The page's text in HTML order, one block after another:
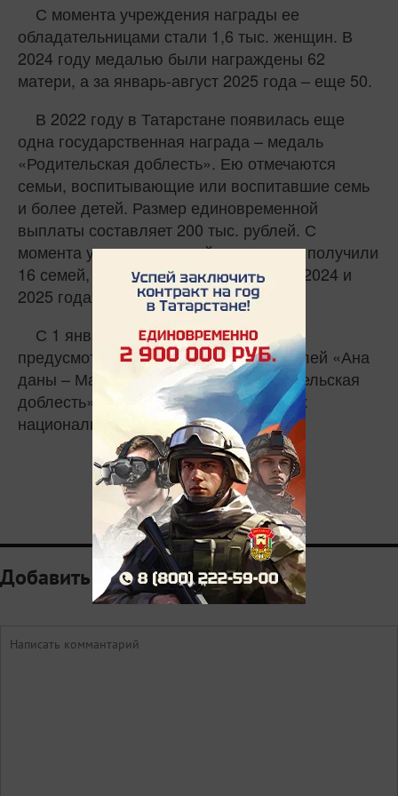
С момента учреждения награды ее
обладательницами стали 1,6 тыс. женщин. В
2024 году медалью были награждены 62
матери, а за январь-август 2025 года – еще 50.
В 2022 году в Татарстане появилась еще
одна государственная награда – медаль
«Родительская доблесть». Ею отмечаются
семьи, воспитывающие или воспитавшие семь
и более детей. Размер единовременной
выплаты составляет 200 тыс. рублей. С
момента учреждения этой награды ее получили
16 семей, в том числе по две семьи в 2024 и
2025 годах.
С 1 января 2025 года все выплаты,
предусмотренные при вручении медалей «Ана
даны – Материнская слава» и «Родительская
доблесть», предоставляются в рамках
национального проекта «Семья».
0
Добавить комментарий